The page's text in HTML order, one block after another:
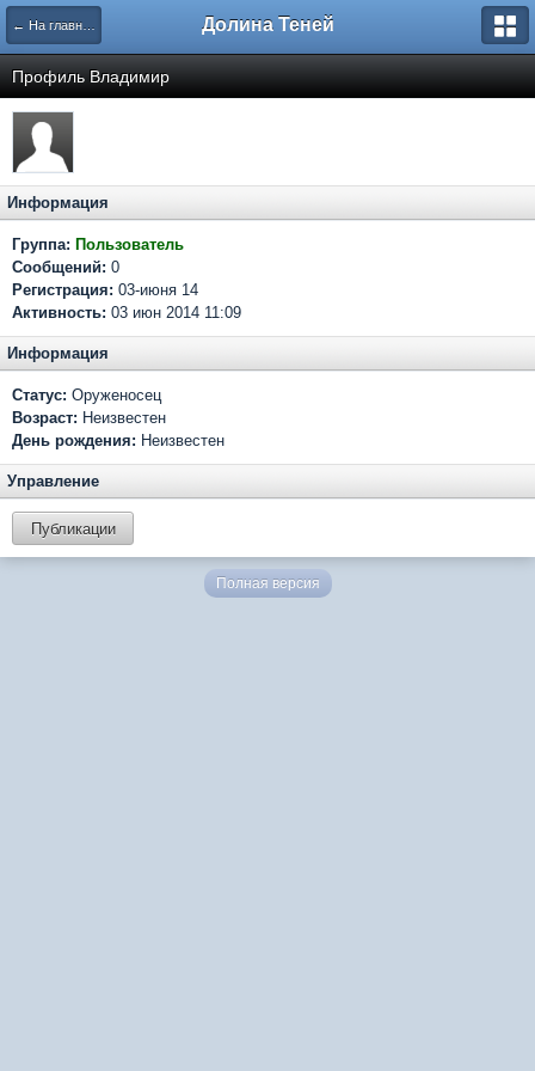
← На главную Долина Теней
Профиль Владимир
Информация
Группа: Пользователь
Сообщений: 0
Регистрация: 03-июня 14
Активность: 03 июн 2014 11:09
Информация
Статус: Оруженосец
Возраст: Неизвестен
День рождения: Неизвестен
Управление
Публикации
Полная версия